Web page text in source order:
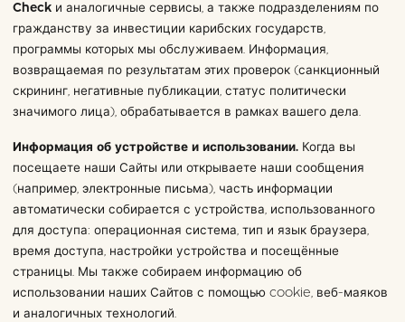
Checkи аналогичные сервисы, а также подразделениям по
гражданству за инвестиции карибских государств,
программы которых мы обслуживаем. Информация,
возвращаемая по результатам этих проверок (санкционный
скрининг, негативные публикации, статус политически
значимого лица), обрабатывается в рамках вашего дела.
Информация об устройстве и использовании.Когда вы
посещаете наши Сайты или открываете наши сообщения
(например, электронные письма), часть информации
автоматически собирается с устройства, использованного
для доступа: операционная система, тип и язык браузера,
время доступа, настройки устройства и посещённые
страницы. Мы также собираем информацию об
использовании наших Сайтов с помощью cookie, веб-маяков
и аналогичных технологий.